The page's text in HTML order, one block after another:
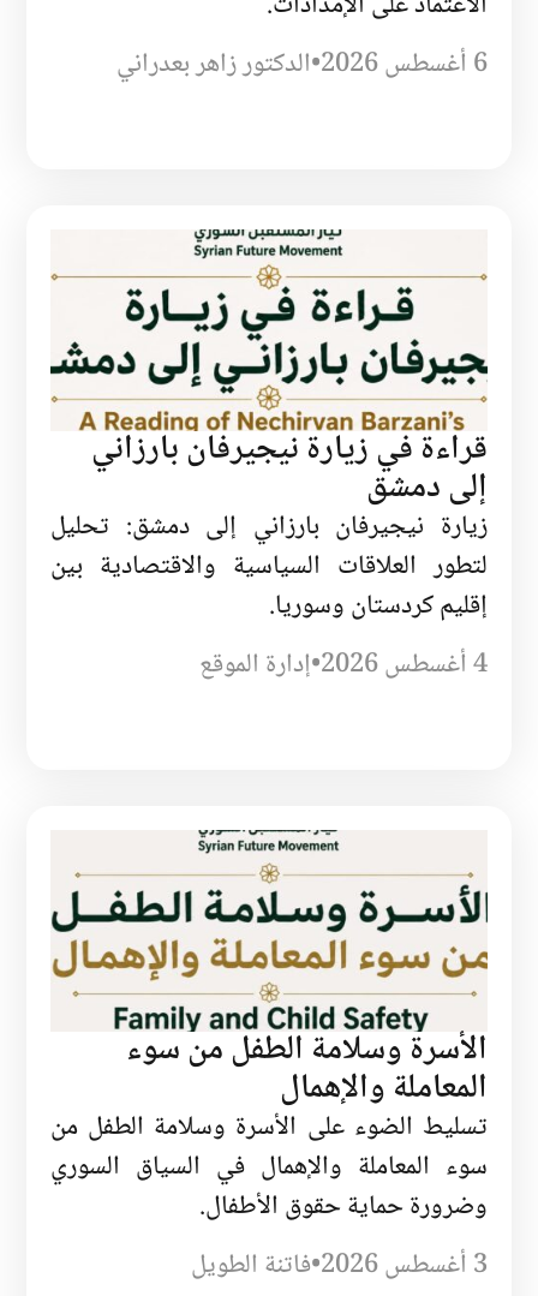
6 أغسطس 2026
•الدكتور زاهر بعدراني
قراءة في زيارة نيجيرفان بارزاني
إلى دمشق
زيارة نيجيرفان بارزاني إلى دمشق: تحليل
لتطور العلاقات السياسية والاقتصادية بين
إقليم كردستان وسوريا.
4 أغسطس 2026
•إدارة الموقع
الأسرة وسلامة الطفل من سوء
المعاملة والإهمال
تسليط الضوء على الأسرة وسلامة الطفل من
سوء المعاملة والإهمال في السياق السوري
وضرورة حماية حقوق الأطفال.
3 أغسطس 2026
•فاتنة الطويل